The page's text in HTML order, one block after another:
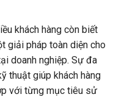
khách hàng còn biết
giải pháp toàn diện cho
doanh nghiệp. Sự đa
thuật giúp khách hàng
với từng mục tiêu sử